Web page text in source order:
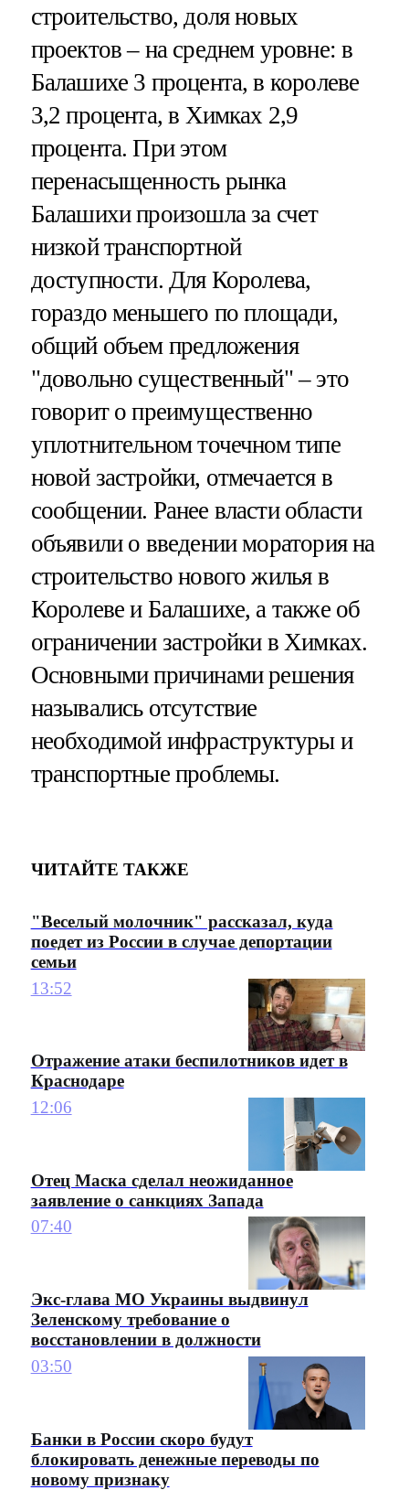
строительство, доля новых
проектов – на среднем уровне: в
Балашихе 3 процента, в королеве
3,2 процента, в Химках 2,9
процента. При этом
перенасыщенность рынка
Балашихи произошла за счет
низкой транспортной
доступности. Для Королева,
гораздо меньшего по площади,
общий объем предложения
"довольно существенный" – это
говорит о преимущественно
уплотнительном точечном типе
новой застройки, отмечается в
сообщении. Ранее власти области
объявили о введении моратория на
строительство нового жилья в
Королеве и Балашихе, а также об
ограничении застройки в Химках.
Основными причинами решения
назывались отсутствие
необходимой инфраструктуры и
транспортные проблемы.
ЧИТАЙТЕ ТАКЖЕ
"Веселый молочник" рассказал, куда
поедет из России в случае депортации
семьи
13:52
Отражение атаки беспилотников идет в
Краснодаре
12:06
Отец Маска сделал неожиданное
заявление о санкциях Запада
07:40
Экс-глава МО Украины выдвинул
Зеленскому требование о
восстановлении в должности
03:50
Банки в России скоро будут
блокировать денежные переводы по
новому признаку